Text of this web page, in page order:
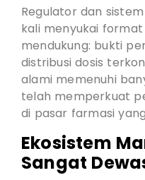
Regulator dan
kali menyukai
mendukung: bukti
distribusi dosis
alami memenuhi
telah memperkuat
di pasar farmasi
Ekosistem
Sangat